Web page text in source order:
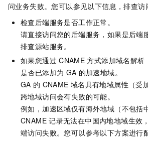
问业务失败。您可以参见以下信息，排查访
检查后端服务是否工作正常。
请直接访问您的后端服务，如果是后端
排查源站服务。
如果您通过 CNAME 方式添加域名解析
是否已添加为 GA 的加速地域。
GA 的 CNAME 域名具有地域属性（受
跨地域访问会有失败的可能。
例如，加速区域仅有海外地域（不包括
CNAME 记录无法在中国内地地域生效
端访问失败。您可以参考以下方案进行